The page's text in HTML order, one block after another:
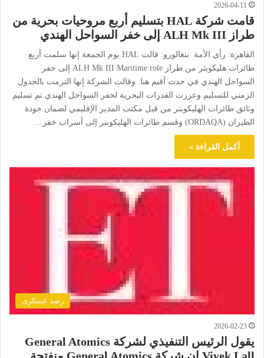
2026-04-11
قامت شركة HAL بتسليم أربع مروحيات بحرية من
طراز ALH Mk III إلى خفر السواحل الهندي
القاهرة: رأي الأمة بنغالورو: قالت HAL يوم الجمعة إنها سلمت أربع
طائرات هليكوبتر من طراز ALH Mk III Maritime role إلى خفر
السواحل الهندي في حدث أقيم هنا. وقالت الشركة إنها التزمت بالجدول
الزمني للتسليم وعززت القدرات البحرية لخفر السواحل الهندي.تم تسليم
وثائق طائرات الهليكوبتر من قبل مكتب المدير الإقليمي لضمان جودة
الطيران (ORDAQA) وقسم طائرات الهليكوبتر إلى أسراب خفر…
أكمل القراءة »
رصد عسكرى
2026-02-23
يقول الرئيس التنفيذي لشركة General Atomics